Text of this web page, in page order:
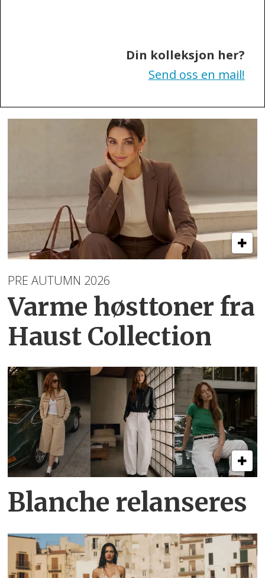
Din kolleksjon her?
Send oss en mail!
PRE AUTUMN 2026
Varme høsttoner fra
Haust Collection
Blanche relanseres